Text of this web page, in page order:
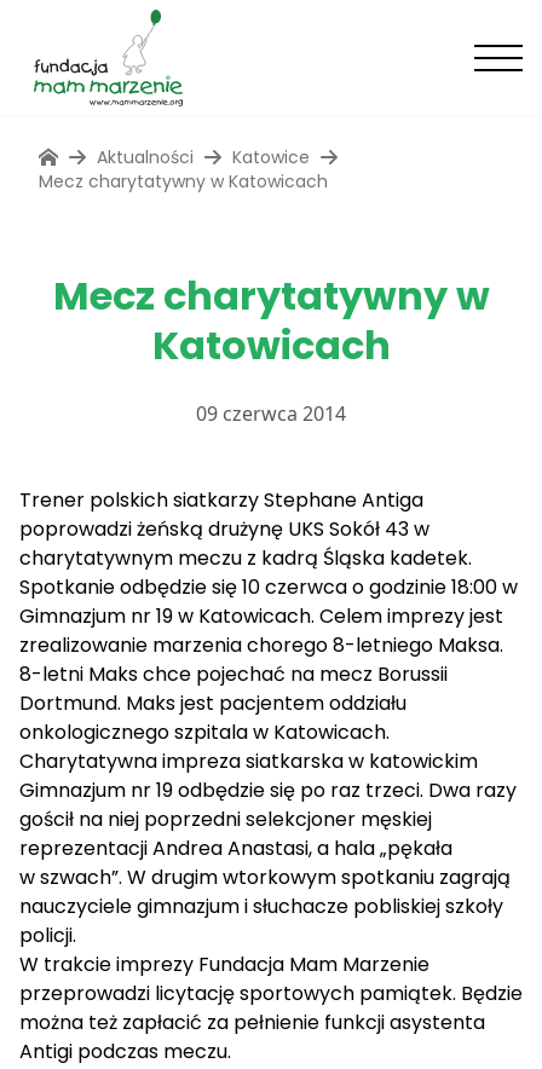
Aktualności
Katowice
Mecz charytatywny w Katowicach
Mecz charytatywny w
Katowicach
09 czerwca 2014
Trener polskich siatkarzy Stephane Antiga
poprowadzi żeńską drużynę UKS Sokół 43 w
charytatywnym meczu z kadrą Śląska kadetek.
Spotkanie odbędzie się 10 czerwca o godzinie 18:00 w
Gimnazjum nr 19 w Katowicach. Celem imprezy jest
zrealizowanie marzenia chorego 8-letniego Maksa.
8-letni Maks chce pojechać na mecz Borussii
Dortmund. Maks jest pacjentem oddziału
onkologicznego szpitala w Katowicach.
Charytatywna impreza siatkarska w katowickim
Gimnazjum nr 19 odbędzie się po raz trzeci. Dwa razy
gościł na niej poprzedni selekcjoner męskiej
reprezentacji Andrea Anastasi, a hala „pękała
w szwach”. W drugim wtorkowym spotkaniu zagrają
nauczyciele gimnazjum i słuchacze pobliskiej szkoły
policji.
W trakcie imprezy Fundacja Mam Marzenie
przeprowadzi licytację sportowych pamiątek. Będzie
można też zapłacić za pełnienie funkcji asystenta
Antigi podczas meczu.